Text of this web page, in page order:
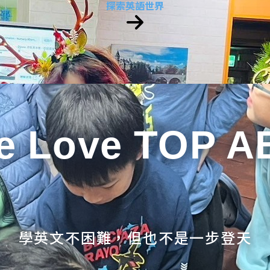
探索英語世界
Love TOP
學英文不困難，但也不是一步登天